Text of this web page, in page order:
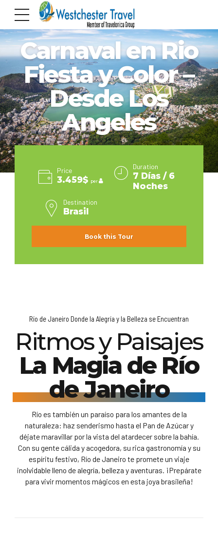
RIO DE JANEIRO
Carnaval en Rio
Fiesta y Color –
Desde Los
Angeles
Price
3.459$ per
Duration
7 Días / 6
Noches
Destination
Brasil
Book this Tour
Río de Janeiro Donde la Alegría y la Belleza se Encuentran
Ritmos y Paisajes
La Magia de Río
de Janeiro
Río es también un paraíso para los amantes de la
naturaleza: haz senderismo hasta el Pan de Azúcar y
déjate maravillar por la vista del atardecer sobre la bahía.
Con su gente cálida y acogedora, su rica gastronomía y su
espíritu festivo, Río de Janeiro te promete un viaje
inolvidable lleno de alegría, belleza y aventuras. ¡Prepárate
para vivir momentos mágicos en esta joya brasileña!